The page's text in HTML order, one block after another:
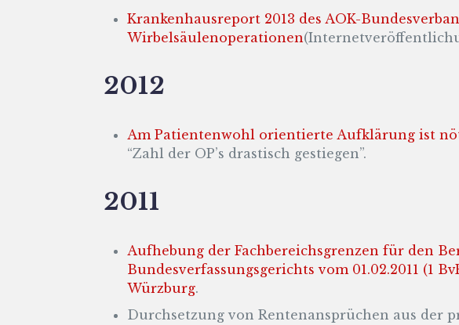
Krankenhausreport 2013 des AOK-
Wirbelsäulenoperationen
2012
Am Patientenwohl orientierte Aufklärung ist
“Zahl der OP’s drastisch gestiegen”.
2011
Aufhebung der Fachbereichsgrenzen für den
Bundesverfassungsgerichts vom 01.02.2011 (1
Würzburg.
Durchsetzung von Rentenansprüchen aus der